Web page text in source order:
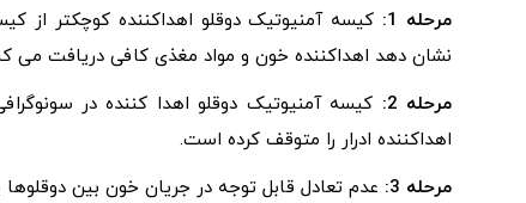
مرحله 1:
کیسه آمنیوتیک دوقلو اهداکننده کوچکتر از
نشان دهد اهداکننده خون و مواد مغذی کافی دریافت می
مرحله 2:
کیسه آمنیوتیک دوقلو اهدا کننده در
اهداکننده ادرار را متوقف کرده است.
مرحله 3:
عدم تعادل قابل توجه در جریان خون بین